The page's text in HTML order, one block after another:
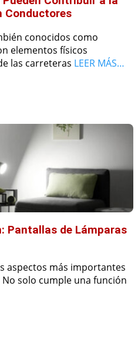
Conductores
conocidos como
elementos físicos
las carreteras LEER MÁS…
Pantallas de Lámparas
aspectos más importantes
solo cumple una función